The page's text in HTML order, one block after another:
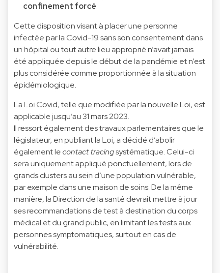
confinement forcé
Cette disposition visant à placer une personne
infectée par la Covid-19 sans son consentement dans
un hôpital ou tout autre lieu approprié n’avait jamais
été appliquée depuis le début de la pandémie et n’est
plus considérée comme proportionnée à la situation
épidémiologique.
La Loi Covid, telle que modifiée par la nouvelle Loi, est
applicable jusqu’au 31 mars 2023.
Il ressort également des travaux parlementaires que le
législateur, en publiant la Loi, a décidé d’abolir
également lecontact tracingsystématique. Celui-ci
sera uniquement appliqué ponctuellement, lors de
grands clusters au sein d’une population vulnérable,
par exemple dans une maison de soins. De la même
manière, la Direction de la santé devrait mettre à jour
ses recommandations de test à destination du corps
médical et du grand public, en limitant les tests aux
personnes symptomatiques, surtout en cas de
vulnérabilité.